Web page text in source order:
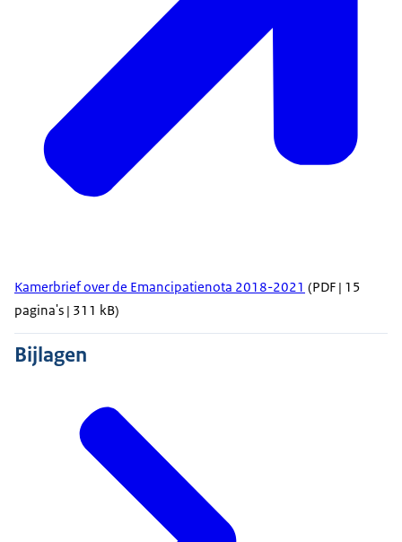
Kamerbrief over de Emancipatienota 2018-2021 (PDF | 15
pagina's | 311 kB)
Bijlagen